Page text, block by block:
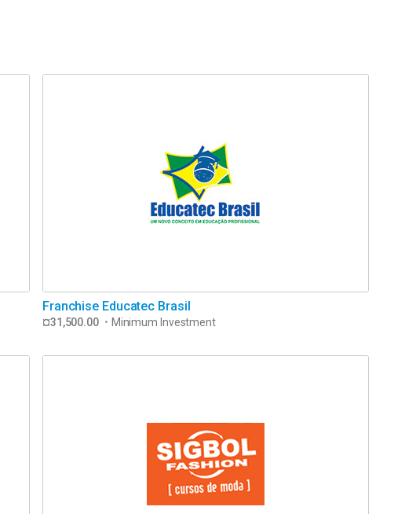
¤31,500.00 • Minimum Investment
Franchise Educatec Brasil